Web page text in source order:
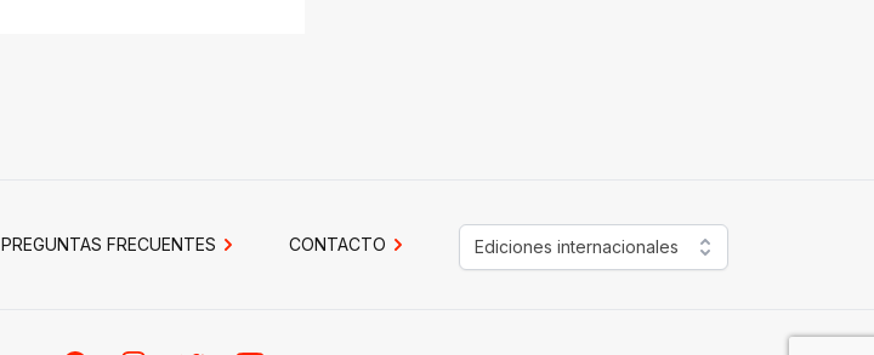
PREGUNTAS FRECUENTES CONTACTO Ediciones internacionales